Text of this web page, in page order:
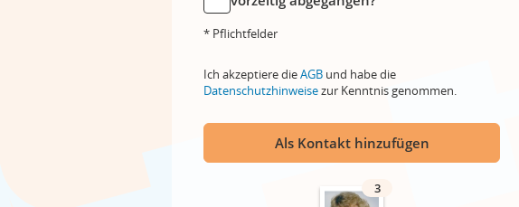
* Pflichtfelder
Ich akzeptiere dieAGB und habe die
Datenschutzhinweisezur Kenntnis genommen.
Als Kontakt hinzufügen
3